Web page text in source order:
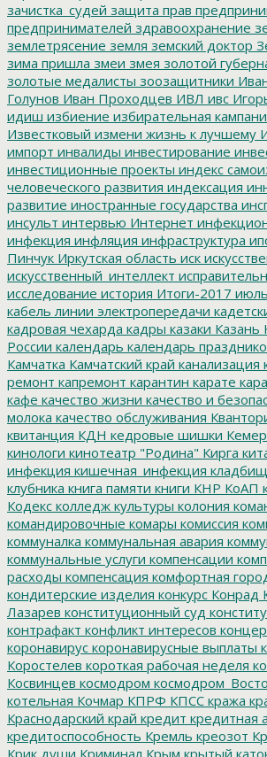
зачистка_судей защита прав
предпринимателей здравоохранение
землетрясение земля земский доктор
зима пришла змеи змея золотой
золотые медалисты зоозащитники
Голунов Иван Проходцев ИВЛ ивс
идиш избиение избирательная
Известковый измени жизнь к лучшему
импорт инвалиды инвестирование
инвестиционные проекты индекс
человеческого развития индексация
развитие иностранные государства
инсульт интервью Интернет
инфекция инфляция инфраструктура
Пинчук Иркутская область иск
искусственный_интеллект
исследование история Итоги-2017 июль
кабель линии электропередачи
кадровая чехарда кадры казаки Казань
России календарь календарь
Камчатка Камчатский край канализация
ремонт капремонт карантин карате
кафе качество жизни качество и
молока качество обслуживания
квитанция КДН кедровые шишки
кинологи кинотеатр "Родина" Кирга
инфекция кишечная_инфекция
клубника книга памяти книги КНР КоАП
Кодекс колледж культуры колония
командировочные комары комиссия
коммуналка коммунальная авария
коммунальные услуги компенсации
расходы компенсация комфортная
кондитерские изделия конкурс Конрад
Лазарев конституционный суд
контрафакт конфликт интересов
коронавирус коронавирусные выплаты
Коростелев короткая рабочая неделя
Косвинцев космодром
котельная Кочмар КПРФ КПСС кража
Краснодарский край кредит кредитная
кредитоспособность Кремль креозот
Крик души Криминал Крым крытый